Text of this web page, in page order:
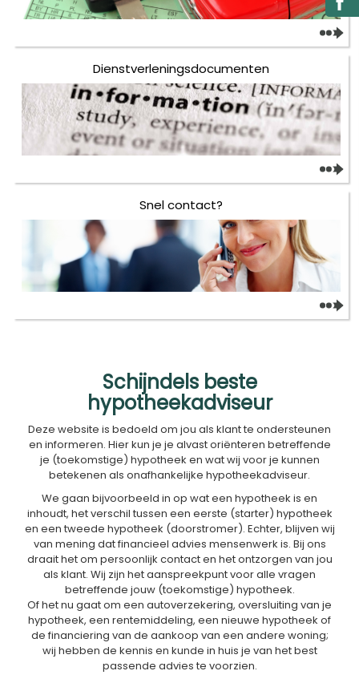
Dienstverleningsdocumenten
Snel contact?
Schijndels beste
hypotheekadviseur
Deze website is bedoeld om jou als klant te ondersteunen
en informeren. Hier kun je je alvast oriënteren betreffende
je (toekomstige) hypotheek en wat wij voor je kunnen
betekenen als onafhankelijke hypotheekadviseur.
We gaan bijvoorbeeld in op wat een hypotheek is en
inhoudt, het verschil tussen een eerste (starter) hypotheek
en een tweede hypotheek (doorstromer). Echter, blijven wij
van mening dat financieel advies mensenwerk is. Bij ons
draait het om persoonlijk contact en het ontzorgen van jou
als klant. Wij zijn het aanspreekpunt voor alle vragen
betreffende jouw (toekomstige) hypotheek.
Of het nu gaat om een autoverzekering, oversluiting van je
hypotheek, een rentemiddeling, een nieuwe hypotheek of
de financiering van de aankoop van een andere woning;
wij hebben de kennis en kunde in huis je van het best
passende advies te voorzien.